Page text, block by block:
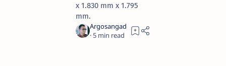
x 1.830 mm x 1.795
mm.
5